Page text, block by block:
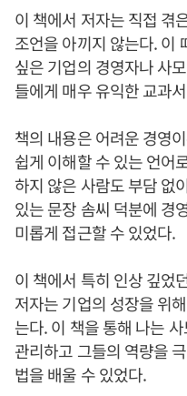
이 책에서 저자는 직접 겪
조언을 아끼지 않는다. 이
싶은 기업의 경영자나 사
들에게 매우 유익한 교과
책의 내용은 어려운 경영
쉽게 이해할 수 있는 언어
하지 않은 사람도 부담 없
있는 문장 솜씨 덕분에 경
미롭게 접근할 수 있었다.
이 책에서 특히 인상 깊었
저자는 기업의 성장을 위
는다. 이 책을 통해 나는
관리하고 그들의 역량을
법을 배울 수 있었다.